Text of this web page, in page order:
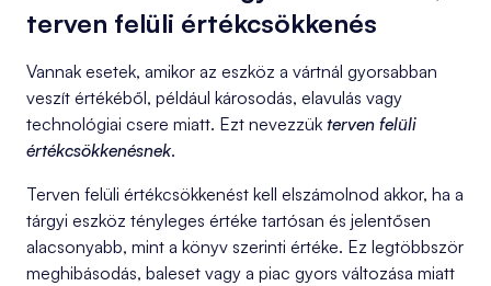
terven felüli értékcsökkenés
Vannak esetek, amikor az eszköz a vártnál gyorsabban
veszít értékéből, például károsodás, elavulás vagy
technológiai csere miatt. Ezt nevezzük terven felüli
értékcsökkenésnek.
Terven felüli értékcsökkenést kell elszámolnod akkor, ha a
tárgyi eszköz tényleges értéke tartósan és jelentősen
alacsonyabb, mint a könyv szerinti értéke. Ez legtöbbször
meghibásodás, baleset vagy a piac gyors változása miatt